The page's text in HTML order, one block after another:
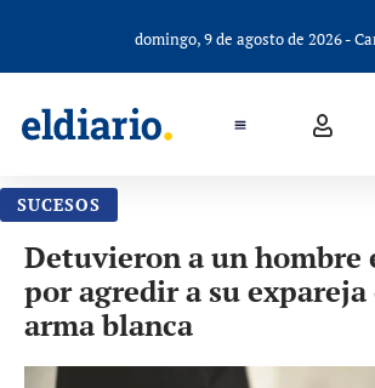
domingo, 9 de agosto de 2026 -
SUCESOS
Detuvieron a un hombre
por agredir a su
arma blanca